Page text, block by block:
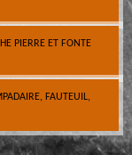
PIERRE ET FONTE
FAUTEUIL,